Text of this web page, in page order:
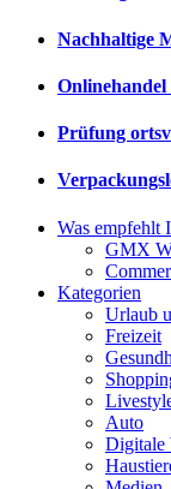
Nachhaltige
Prüfung
Was empfehlt
GMX
Kategorien
Urlaub
Freizeit
Auto
Digitale